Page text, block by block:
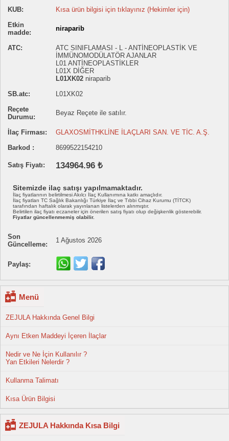
KUB:
Kısa ürün bilgisi için tıklayınız (Hekimler için)
Etkin
madde:
niraparib
ATC:
ATC SINIFLAMASI - L - ANTİNEOPLASTİK VE
İMMÜNOMODÜLATÖR AJANLAR
L01 ANTİNEOPLASTİKLER
L01X DİĞER
L01XK02 niraparib
SB.atc:
L01XK02
Reçete
Durumu:
Beyaz Reçete ile satılır.
İlaç Firması:
GLAXOSMİTHKLİNE İLAÇLARI SAN. VE TİC. A.Ş.
Barkod :
8699522154210
Satış Fiyatı: 134964.96 ₺
Sitemizde ilaç satışı yapılmamaktadır.
İlaç fiyatlarının belirtilmesi Akılcı İlaç Kullanımına katkı amaçlıdır.
İlaç fiyatları TC Sağlık Bakanlığı Türkiye İlaç ve Tıbbi Cihaz Kurumu (TİTCK)
tarafından haftalık olarak yayınlanan listelerden alınmıştır.
Belirtilen ilaç fiyatı eczaneler için önerilen satış fiyatı olup değişkenlik gösterebilir.
Fiyatlar güncellenmemiş olabilir.
Son
Güncelleme:
1 Ağustos 2026
Paylaş:
Menü
ZEJULA Hakkında Genel Bilgi
Aynı Etken Maddeyi İçeren İlaçlar
Nedir ve Ne İçin Kullanılır ?
Yan Etkileri Nelerdir ?
Kullanma Talimatı
Kısa Ürün Bilgisi
ZEJULA Hakkında Kısa Bilgi